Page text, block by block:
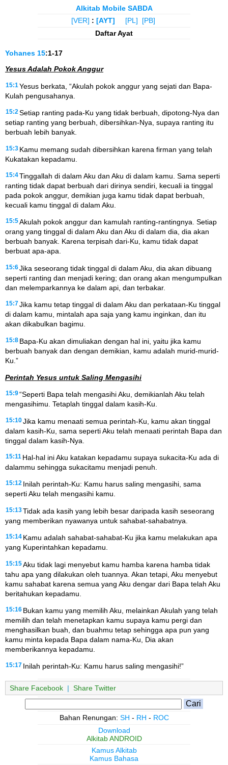
Alkitab Mobile SABDA
[VER] : [AYT] [PL]
[PB]
Daftar Ayat
Yohanes 15:1-17
Yesus Adalah Pokok Anggur
15:1 Yesus berkata, “Akulah pokok anggur yang sejati dan Bapa-
Kulah pengusahanya.
15:2 Setiap ranting pada-Ku yang tidak berbuah, dipotong-Nya dan
setiap ranting yang berbuah, dibersihkan-Nya, supaya ranting itu
berbuah lebih banyak.
15:3 Kamu memang sudah dibersihkan karena firman yang telah
Kukatakan kepadamu.
15:4Tinggallah di dalam Aku dan Aku di dalam kamu. Sama seperti
ranting tidak dapat berbuah dari dirinya sendiri, kecuali ia tinggal
pada pokok anggur, demikian juga kamu tidak dapat berbuah,
kecuali kamu tinggal di dalam Aku.
15:5Akulah pokok anggur dan kamulah ranting-rantingnya. Setiap
orang yang tinggal di dalam Aku dan Aku di dalam dia, dia akan
berbuah banyak. Karena terpisah dari-Ku, kamu tidak dapat
berbuat apa-apa.
15:6Jika seseorang tidak tinggal di dalam Aku, dia akan dibuang
seperti ranting dan menjadi kering; dan orang akan mengumpulkan
dan melemparkannya ke dalam api, dan terbakar.
15:7Jika kamu tetap tinggal di dalam Aku dan perkataan-Ku tinggal
di dalam kamu, mintalah apa saja yang kamu inginkan, dan itu
akan dikabulkan bagimu.
15:8 Bapa-Ku akan dimuliakan dengan hal ini, yaitu jika kamu
berbuah banyak dan dengan demikian, kamu adalah murid-murid-
Ku.”
Perintah Yesus untuk Saling Mengasihi
15:9“Seperti Bapa telah mengasihi Aku, demikianlah Aku telah
mengasihimu. Tetaplah tinggal dalam kasih-Ku.
15:10Jika kamu menaati semua perintah-Ku, kamu akan tinggal
dalam kasih-Ku, sama seperti Aku telah menaati perintah Bapa dan
tinggal dalam kasih-Nya.
15:11 Hal-hal ini Aku katakan kepadamu supaya sukacita-Ku ada di
dalammu sehingga sukacitamu menjadi penuh.
15:12 Inilah perintah-Ku: Kamu harus saling mengasihi, sama
seperti Aku telah mengasihi kamu.
15:13Tidak ada kasih yang lebih besar daripada kasih seseorang
yang memberikan nyawanya untuk sahabat-sahabatnya.
15:14 Kamu adalah sahabat-sahabat-Ku jika kamu melakukan apa
yang Kuperintahkan kepadamu.
15:15Aku tidak lagi menyebut kamu hamba karena hamba tidak
tahu apa yang dilakukan oleh tuannya. Akan tetapi, Aku menyebut
kamu sahabat karena semua yang Aku dengar dari Bapa telah Aku
beritahukan kepadamu.
15:16 Bukan kamu yang memilih Aku, melainkan Akulah yang telah
memilih dan telah menetapkan kamu supaya kamu pergi dan
menghasilkan buah, dan buahmu tetap sehingga apa pun yang
kamu minta kepada Bapa dalam nama-Ku, Dia akan
memberikannya kepadamu.
15:17 Inilah perintah-Ku: Kamu harus saling mengasihi!”
Share Facebook | Share Twitter
Bahan Renungan: SH - RH - ROC
Download
Alkitab ANDROID
Kamus Alkitab
Kamus Bahasa